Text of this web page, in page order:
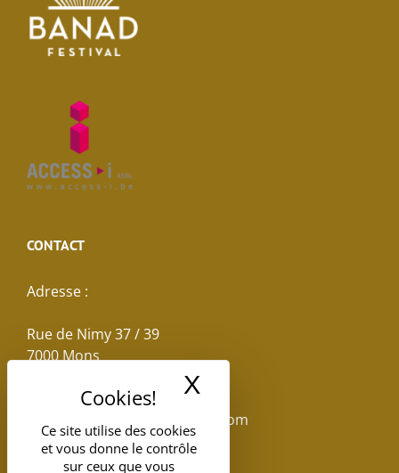
Ce site utilise des cookies
et vous donne le contrôle
sur ceux que vous
X
CONTACT
Adresse :
Rue de Nimy 37 / 39
7000 Mons
reservations.losseau@gmail.com
Tel: +32(0)65.398.880